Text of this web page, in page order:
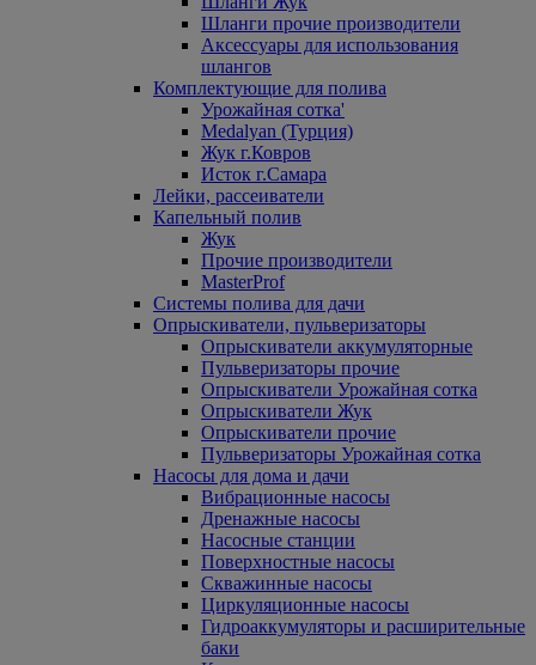
Шланги прочие производители
Аксессуары для использования
шлангов
Комплектующие для полива
Урожайная сотка'
Medalyan (Турция)
Жук г.Ковров
Исток г.Самара
Лейки, рассеиватели
Капельный полив
Жук
Прочие производители
MasterProf
Системы полива для дачи
Опрыскиватели, пульверизаторы
Опрыскиватели аккумуляторные
Пульверизаторы прочие
Опрыскиватели Урожайная сотка
Опрыскиватели Жук
Опрыскиватели прочие
Пульверизаторы Урожайная сотка
Насосы для дома и дачи
Вибрационные насосы
Дренажные насосы
Насосные станции
Поверхностные насосы
Скважинные насосы
Циркуляционные насосы
Гидроаккумуляторы и расширительные
баки